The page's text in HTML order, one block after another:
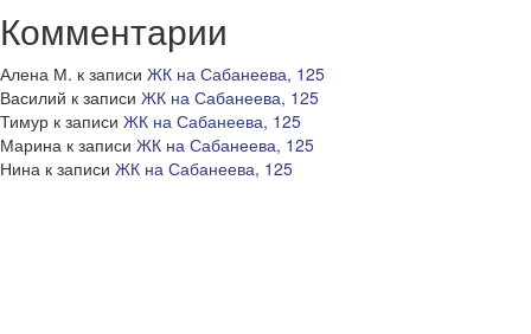
Комментарии
Алена М. к записи ЖК на Сабанеева, 125
Василий к записи ЖК на Сабанеева, 125
Тимур к записи ЖК на Сабанеева, 125
Марина к записи ЖК на Сабанеева, 125
Нина к записи ЖК на Сабанеева, 125